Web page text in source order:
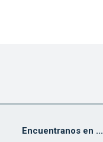
Encuentranos en ...